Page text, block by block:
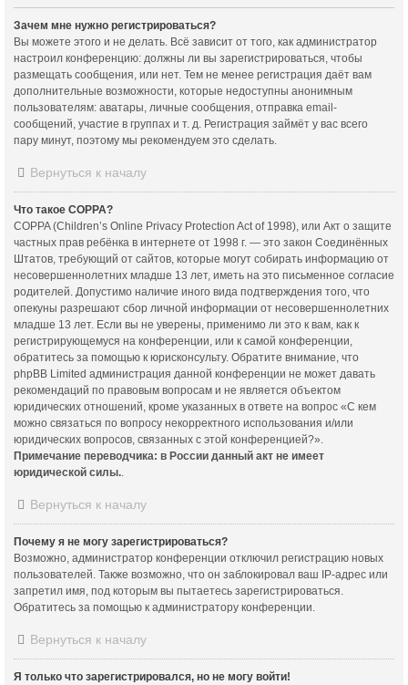
Зачем мне нужно регистрироваться?
Вы можете этого и не делать. Всё зависит от того, как администратор
настроил конференцию: должны ли вы зарегистрироваться, чтобы
размещать сообщения, или нет. Тем не менее регистрация даёт вам
дополнительные возможности, которые недоступны анонимным
пользователям: аватары, личные сообщения, отправка email-
сообщений, участие в группах и т. д. Регистрация займёт у вас всего
пару минут, поэтому мы рекомендуем это сделать.
Вернуться к началу
Что такое COPPA?
COPPA (Children’s Online Privacy Protection Act of 1998), или Акт о защите
частных прав ребёнка в интернете от 1998 г. — это закон Соединённых
Штатов, требующий от сайтов, которые могут собирать информацию от
несовершеннолетних младше 13 лет, иметь на это письменное согласие
родителей. Допустимо наличие иного вида подтверждения того, что
опекуны разрешают сбор личной информации от несовершеннолетних
младше 13 лет. Если вы не уверены, применимо ли это к вам, как к
регистрирующемуся на конференции, или к самой конференции,
обратитесь за помощью к юрисконсульту. Обратите внимание, что
phpBB Limited администрация данной конференции не может давать
рекомендаций по правовым вопросам и не является объектом
юридических отношений, кроме указанных в ответе на вопрос «С кем
можно связаться по вопросу некорректного использования и/или
юридических вопросов, связанных с этой конференцией?».
Примечание переводчика: в России данный акт не имеет
юридической силы.
Вернуться к началу
Почему я не могу зарегистрироваться?
Возможно, администратор конференции отключил регистрацию новых
пользователей. Также возможно, что он заблокировал ваш IP-адрес или
запретил имя, под которым вы пытаетесь зарегистрироваться.
Обратитесь за помощью к администратору конференции.
Вернуться к началу
Я только что зарегистрировался, но не могу войти!